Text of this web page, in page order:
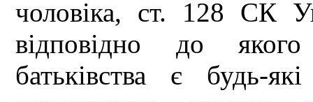
чоловіка, ст. 128 СК
відповідно до
батьківства є будь-